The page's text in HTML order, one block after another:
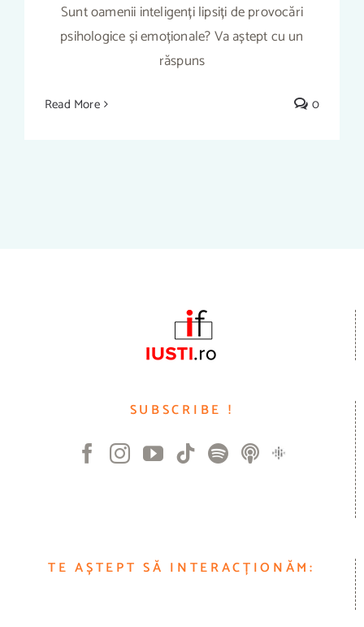
MUNCA DE AZI TE DISTRUGE PSIHO-
EMOȚIONAL – PETRE NICOLAE –
Sunt oamenii inteligenți lipsiți de provocări
psihologice și emoționale? Va aștept cu un
răspuns
Read More 0
SUBSCRIBE !
TE AȘTEPT SĂ INTERACȚIONĂM: